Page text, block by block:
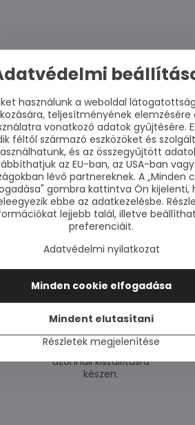
a vitiligót,
TwitterBlueskyPinterest
RedditLinkedIn
Készleten lévő áruk
Minden áru raktáron,
azonnali kiszállításra
készen.
használunk a weboldal
teljesítményének elemzésére
vonatkozó adatok gyűjtésére.
féltől származó eszközöket és
és az összegyűjtött
az EU-ban, az USA-ban
lévő partnereknek. A „Minden
gombra kattintva Ön kijelenti,
ebbe az adatkezelésbe.
lejjebb talál, illetve
preferenciáit.
Adatvédelmi nyilatkozat
Részletek megjelenítése
Minden cookie elfogadása
Mindent elutasítani